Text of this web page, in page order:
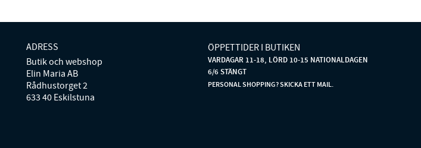
ADRESS
Butik och webshop
Elin Maria AB
Rådhustorget 2
633 40 Eskilstuna
ÖPPETTIDER I BUTIKEN
VARDAGAR 11-18, LÖRD 10-15 NATIONALDAGEN
6/6 STÄNGT
PERSONAL SHOPPING? SKICKA ETT MAIL.